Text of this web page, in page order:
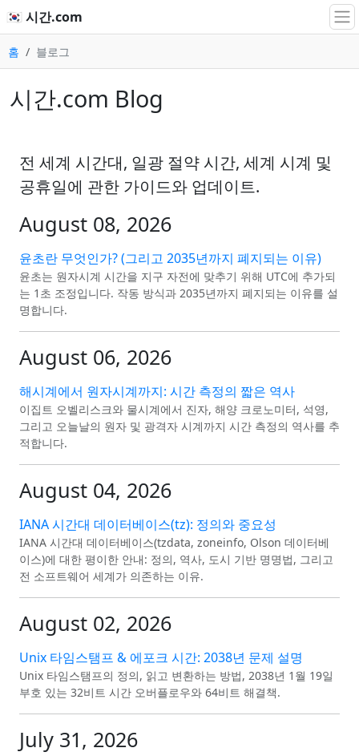
🇰🇷 시간.com
홈 블로그
시간.com Blog
전 세계 시간대, 일광 절약 시간, 세계 시계 및
공휴일에 관한 가이드와 업데이트.
August 08, 2026
윤초란 무엇인가? (그리고 2035년까지 폐지되는 이유)
윤초는 원자시계 시간을 지구 자전에 맞추기 위해 UTC에 추가되
는 1초 조정입니다. 작동 방식과 2035년까지 폐지되는 이유를 설
명합니다.
August 06, 2026
해시계에서 원자시계까지: 시간 측정의 짧은 역사
이집트 오벨리스크와 물시계에서 진자, 해양 크로노미터, 석영,
그리고 오늘날의 원자 및 광격자 시계까지 시간 측정의 역사를 추
적합니다.
August 04, 2026
IANA 시간대 데이터베이스(tz): 정의와 중요성
IANA 시간대 데이터베이스(tzdata, zoneinfo, Olson 데이터베
이스)에 대한 평이한 안내: 정의, 역사, 도시 기반 명명법, 그리고
전 소프트웨어 세계가 의존하는 이유.
August 02, 2026
Unix 타임스탬프 & 에포크 시간: 2038년 문제 설명
Unix 타임스탬프의 정의, 읽고 변환하는 방법, 2038년 1월 19일
부호 있는 32비트 시간 오버플로우와 64비트 해결책.
July 31, 2026